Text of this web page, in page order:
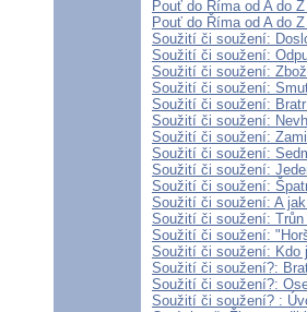
Pouť do Říma od A do
Pouť do Říma od A do
Soužití či soužení:
Soužití či soužení:
Soužití či soužení:
Soužití či soužení:
Soužití či soužení:
Soužití či soužení:
Soužití či soužení:
Soužití či soužení:
Soužití či soužení:
Soužití či soužení:
Soužití či soužení: A
Soužití či soužení: Trůn
Soužití či soužení:
Soužití či soužení: Kdo
Soužití či soužení?:
Soužití či soužení?:
Soužití či soužení? :